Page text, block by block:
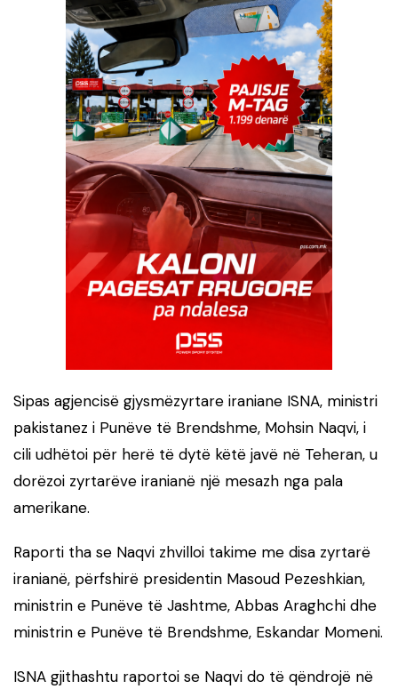
Sipas agjencisë gjysmëzyrtare iraniane ISNA, ministri
pakistanez i Punëve të Brendshme, Mohsin Naqvi, i
cili udhëtoi për herë të dytë këtë javë në Teheran, u
dorëzoi zyrtarëve iranianë një mesazh nga pala
amerikane.
Raporti tha se Naqvi zhvilloi takime me disa zyrtarë
iranianë, përfshirë presidentin Masoud Pezeshkian,
ministrin e Punëve të Jashtme, Abbas Araghchi dhe
ministrin e Punëve të Brendshme, Eskandar Momeni.
ISNA gjithashtu raportoi se Naqvi do të qëndrojë në